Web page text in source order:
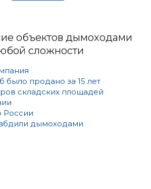
объектов дымоходами
сложности
было продано за 15 лет
складских площадей
России
дымоходами